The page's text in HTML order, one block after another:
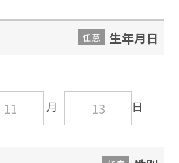
生年月日
任意